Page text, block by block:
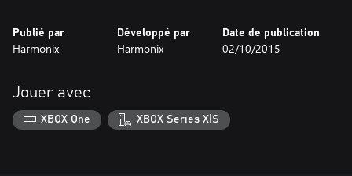
Publié par
Harmonix
Développé par
Harmonix
Date de publication
02/10/2015
Jouer avec
XBOX One XBOX Series X|S